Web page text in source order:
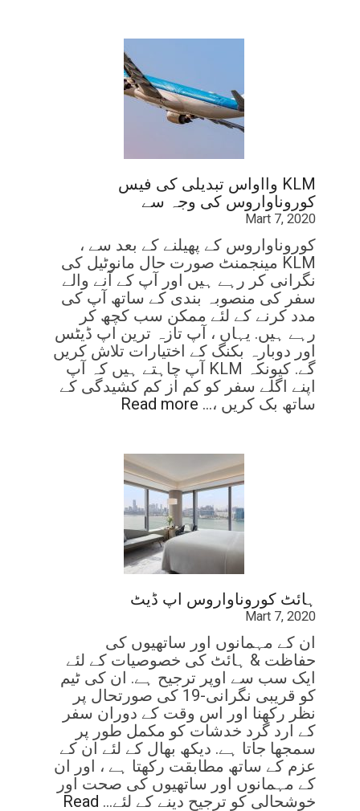
KLM وااواس تبدیلی کی فیس
کوروناواروس کی وجہ سے
Mart 7, 2020
کوروناواروس کے پھیلنے کے بعد سے ،
KLM مینجمنٹ صورت حال مانوٹیل کی
نگرانی کر رہے ہیں اور آپ کے آنے والے
سفر کی منصوبہ بندی کے ساتھ آپ کی
مدد کرنے کے لئے ممکن سب کچھ کر
رہے ہیں. یہاں ، آپ تازہ ترین اپ ڈیٹس
اور دوبارہ بکنگ کے اختیارات تلاش کریں
گے. کیونکہ KLM آپ چاہتے ہیں کہ آپ
اپنے اگلے سفر کو کم از کم کشیدگی کے
ساتھ بک کریں ،… Read more
ہائٹ کوروناواروس اپ ڈیٹ
Mart 7, 2020
ان کے مہمانوں اور ساتھیوں کی
حفاظت & ہائٹ کی خصوصیات کے لئے
ایک سب سے اوپر ترجیح ہے. ان کی ٹیم
کو قریبی نگرانی-19 کی صورتحال پر
نظر رکھنا اور اس وقت کے دوران سفر
کے ارد گرد خدشات کو مکمل طور پر
سمجھا جاتا ہے. دیکھ بھال کے لئے ان کے
عزم کے ساتھ مطابقت رکھتا ہے ، اور ان
کے مہمانوں اور ساتھیوں کی صحت اور
خوشحالی کو ترجیح دینے کے لئے… Read